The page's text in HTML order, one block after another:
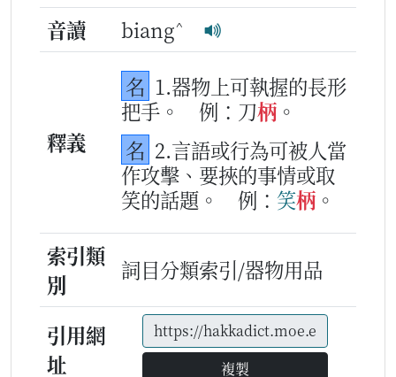
音讀 biang^
釋義
名 1.器物上可執握的長形
把手。
例：刀柄 。
名 2.言語或行為可被人當
作攻擊、要挾的事情或取
笑的話題。
例： 笑柄 。
索引類
別
詞目分類索引/器物用品
引用網
址
複製